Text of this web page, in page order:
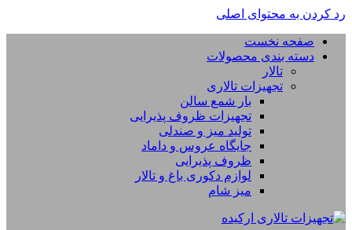
رد کردن به محتوای اصلی
صفحه نخست
دسته بندی محصولات
تالار
تجهیزات تالاری
بار شمع سالن
تجهیزات ظروف پذیرایی
تولید میز و صندلی
جایگاه عروس و داماد
ظروف پذیرایی
لوازم دکوری باغ و تالار
میز شام